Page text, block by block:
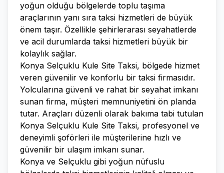
yoğun olduğu bölgelerde toplu taşıma
araçlarının yanı sıra taksi hizmetleri de büyük
önem taşır. Özellikle şehirlerarası seyahatlerde
ve acil durumlarda taksi hizmetleri büyük bir
kolaylık sağlar.
Konya Selçuklu Kule Site Taksi, bölgede hizmet
veren güvenilir ve konforlu bir taksi firmasıdır.
Yolcularına güvenli ve rahat bir seyahat imkanı
sunan firma, müşteri memnuniyetini ön planda
tutar. Araçları düzenli olarak bakıma tabi tutulan
Konya Selçuklu Kule Site Taksi, profesyonel ve
deneyimli şoförleri ile müşterilerine hızlı ve
güvenilir bir ulaşım imkanı sunar.
Konya ve Selçuklu gibi yoğun nüfuslu